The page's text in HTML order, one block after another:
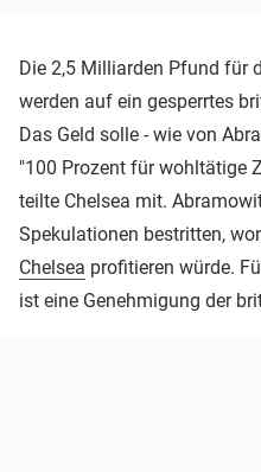
Die 2,5 Milliarden Pfund für
werden auf ein gesperrtes
Das Geld solle - wie von
"100 Prozent für wohltätige
teilte Chelsea mit.
Spekulationen bestritten,
Chelsea profitieren würde.
ist eine Genehmigung der